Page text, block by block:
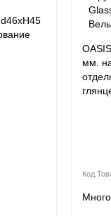
мм.
Много